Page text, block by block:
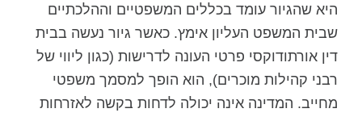
היא שהגיור עומד בכללים המשפטיים וההלכתיים
שבית המשפט העליון אימץ. כאשר גיור נעשה בבית
דין אורתודוקסי פרטי העונה לדרישות (כגון ליווי של
רבני קהילות מוכרים), הוא הופך למסמך משפטי
מחייב. המדינה אינה יכולה לדחות בקשה לאזרחות